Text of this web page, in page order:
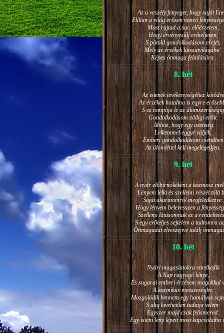
Az a veszély fenyeget, hogy saját
Elillan a világ erősen vonzó
Most rajtad a sor, előérzetem,
Hogy érvényesülj erőteljesen,
S pótold gondolkodásom erejét,
Mely az érzékek látszatvilágába’
Képes önmaga feladására.
8. hét
Az istenek tevékenységéhez kötődve
Az érzékek hatalma is egyre
S ez tompítja le az álomszerűségig
Gondolkodásom eddigi erőit.
Ahhoz, hogy egy istenség
Lelkemmel eggyé váljék,
Emberi gondolkodásom csendben
Az álomléttel kell megelégedjen.
9. hét
A nyár előhírnökeként a kozmosz
Lényem lelki és szellemi részét tölti
Saját akaratomról megfeledkezve.
Hogy lényem belevesszen a
Szellemi látásomnak ez a
S egy erőteljes sejtelem a tudtomra
Önmagadat elveszejtve találj
10. hét
Nyári magaslatokra emelkedik
A Nap ragyogó lénye,
És sugarai emberi érzésem magukkal
A kozmikus messzeségbe.
Mozgolódik bennem egy homályos
S alig kivehetően tudatja velem:
Egyszer majd csak felismered:
Egy isteni lény lépett most kapcsolatba